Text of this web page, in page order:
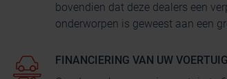
bovendien dat deze dealers een
onderworpen is geweest aan een
FINANCIERING VAN UW VOERTUIG